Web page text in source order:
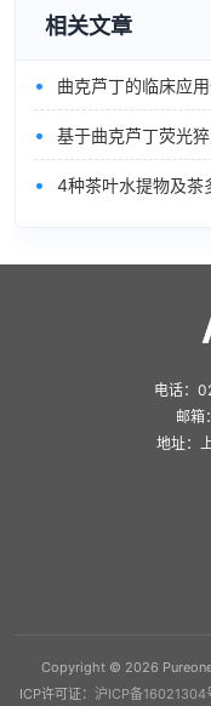
相关文章
• 曲克芦丁的临床应
• 基于曲克芦丁荧光
• 4种茶叶水提物及茶
电话：
邮箱
地址：
Copyright © 2026 Pureone
ICP许可证： 沪ICP备16021304